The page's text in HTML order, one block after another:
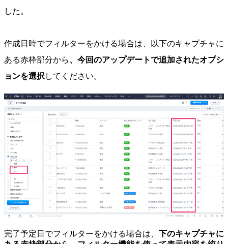
した。
作成日時でフィルターをかける場合は、以下のキャプチャに
ある赤枠部分から、今回のアップデートで追加されたオプシ
ョンを選択 してください。
完了予定日でフィルターをかける場合は、 下のキャプチャに